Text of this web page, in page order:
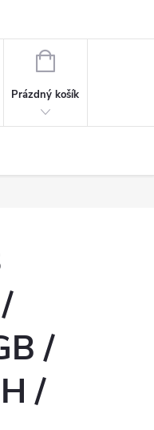
NÁKUPNÍ
Prázdný košík
/
/